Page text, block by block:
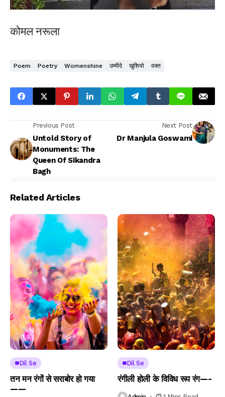
कोमल नरूला
Poem Poetry Womenshine उम्मीदे खुशियो वक्त
Previous Post
Untold Story of
Monuments: The
Queen Of Sikandra
Bagh
Next Post
Dr Manjula Goswami
Related Articles
Dil Se
तन मन रंगों से सराबोर हो गया
——
Dil Se
रंगीली होली के विविध रूप रंग—-